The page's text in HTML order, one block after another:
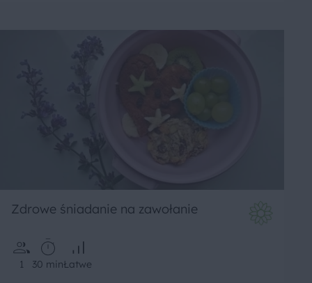
Zdrowe śniadanie na zawołanie
1 30 minŁatwe